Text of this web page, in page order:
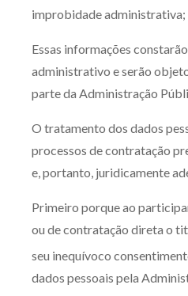
improbidade
Essas informações
administrativo e serão
parte da Administração
O tratamento dos dados
processos de contratação
e, portanto, juridicamente
Primeiro porque ao
ou de contratação direta o
seu inequívoco
dados pessoais pela